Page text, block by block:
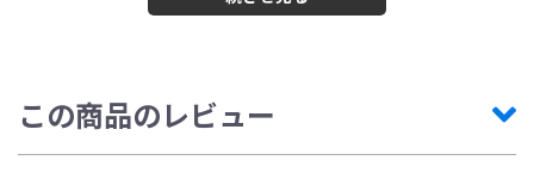
この商品のレビュー